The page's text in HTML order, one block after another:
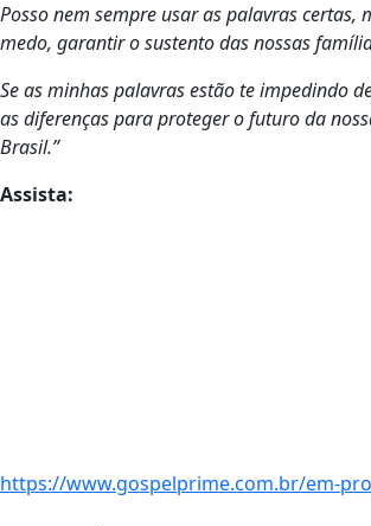
Posso nem sempre usar as palavras certas,
medo, garantir o sustento das nossas
Se as minhas palavras estão te impedindo
as diferenças para proteger o futuro da
Brasil.”
Assista:
https://www.gospelprime.com.br/em-